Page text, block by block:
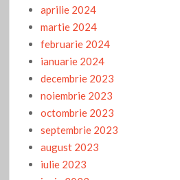
aprilie 2024
martie 2024
februarie 2024
ianuarie 2024
decembrie 2023
noiembrie 2023
octombrie 2023
septembrie 2023
august 2023
iulie 2023